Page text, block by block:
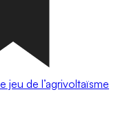
jeu de l’agrivoltaïsme